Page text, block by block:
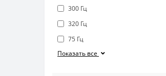
300 Гц
320 Гц
75 Гц
Показать все